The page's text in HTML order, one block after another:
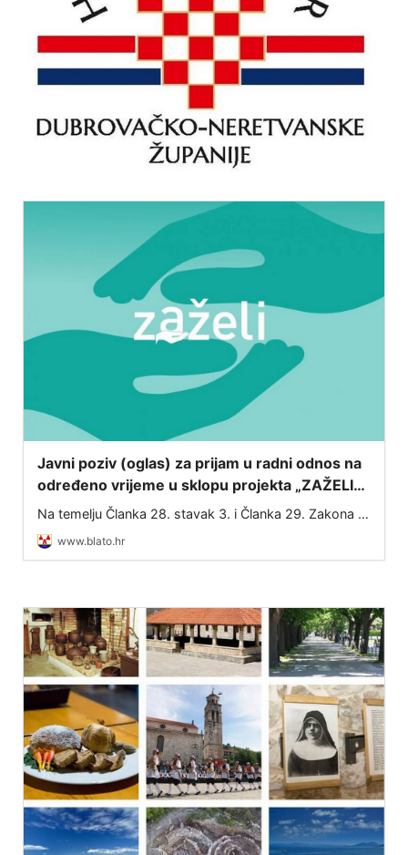
Javni poziv (oglas) za prijam u radni odnos na
određeno vrijeme u sklopu projekta „ZAŽELI–
nisi sam“
Na temelju Članka 28. stavak 3. i Članka 29. Zakona o
službenicima i namještenicima u lokalnoj i područnoj
(regionalnoj) samoupravi (NN 86/08, 61/11, 04/18,
www.blato.hr